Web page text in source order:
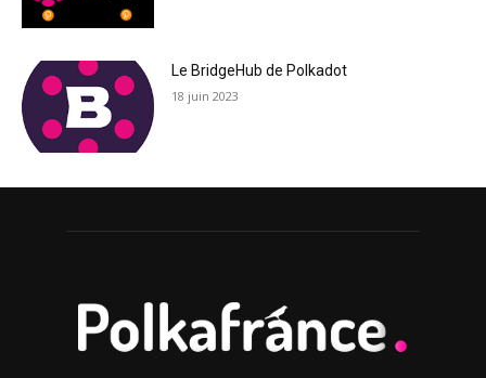
Le BridgeHub de Polkadot
18 juin 2023